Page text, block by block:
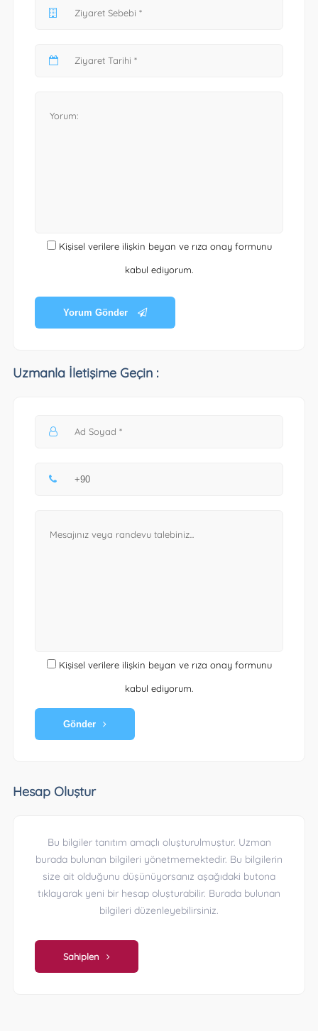
Kişisel verilere ilişkin beyan ve rıza onay formunu
kabul ediyorum.
Yorum Gönder
Uzmanla İletişime Geçin :
Kişisel verilere ilişkin beyan ve rıza onay formunu
kabul ediyorum.
Gönder
Hesap Oluştur
Bu bilgiler tanıtım amaçlı oluşturulmuştur. Uzman
burada bulunan bilgileri yönetmemektedir. Bu bilgilerin
size ait olduğunu düşünüyorsanız aşağıdaki butona
tıklayarak yeni bir hesap oluşturabilir. Burada bulunan
bilgileri düzenleyebilirsiniz.
Sahiplen